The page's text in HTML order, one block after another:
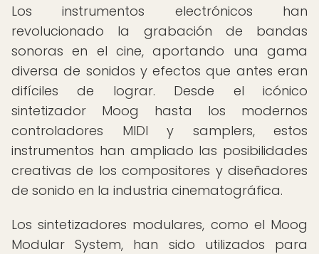
Los instrumentos electrónicos han
revolucionado la grabación de bandas
sonoras en el cine, aportando una gama
diversa de sonidos y efectos que antes eran
difíciles de lograr. Desde el icónico
sintetizador Moog hasta los modernos
controladores MIDI y samplers, estos
instrumentos han ampliado las posibilidades
creativas de los compositores y diseñadores
de sonido en la industria cinematográfica.
Los sintetizadores modulares, como el Moog
Modular System, han sido utilizados para